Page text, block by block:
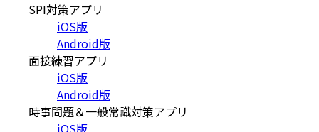
SPI対策アプリ
iOS版
Android版
面接練習アプリ
iOS版
Android版
時事問題＆一般常識対策アプリ